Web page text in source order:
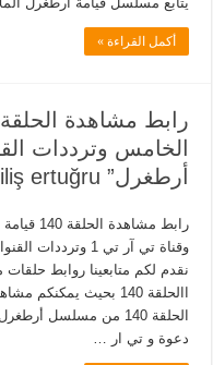
أكمل القراءة »
الخامس وترددات
أرطغرل” diriliş ertuğru
رابط
نقدم لكم متابعينا روابط
الحلقة 140 من مسلسل
دعوة و تي ار …